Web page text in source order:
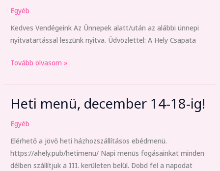
Egyéb
Kedves Vendégeink Az Ünnepek alatt/után az alábbi ünnepi
nyitvatartással leszünk nyitva. Üdvözlettel: A Hely Csapata
Tovább olvasom »
Heti menü, december 14-18-ig!
Egyéb
Elérhető a jövő heti házhozszállításos ebédmenü.
https://ahely.pub/hetimenu/ Napi menüs fogásainkat minden
délben szállítjuk a III. kerületen belül. Dobd fel a napodat
Heti
december
14-
18-
ig!